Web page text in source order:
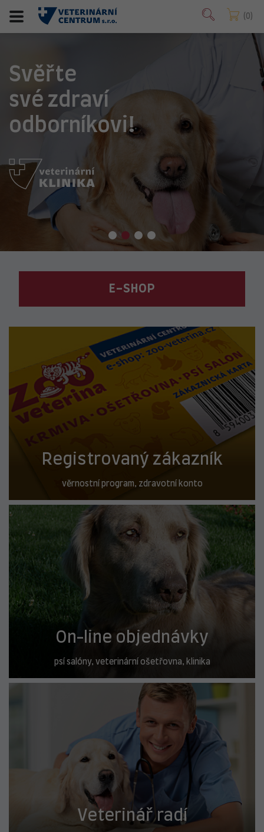
0
Svěřte
své zdraví
odborníkovi!
E-SHOP
Registrovaný zákazník
věrnostní program, zdravotní konto
On-line objednávky
psí salóny, veterinární ošetřovna, klinika
Veterinář radí